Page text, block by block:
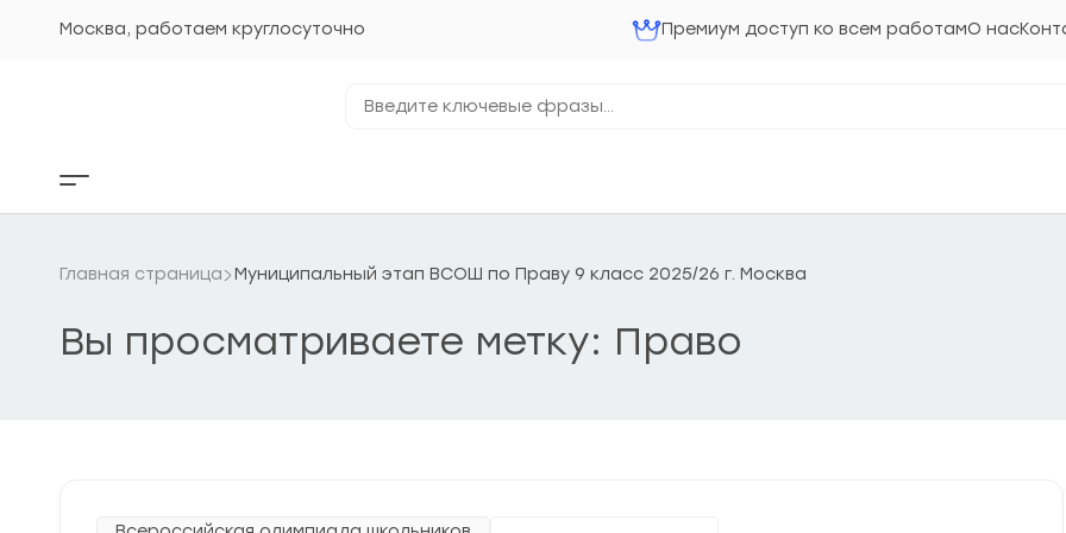
Москва, работаем круглосуточно Премиум доступ ко всем работамО нас
ключевые
Кнопка
бокового
Главная страница Муниципальный этап ВСОШ по Праву 9 класс 2025/26 г. Москва
Вы просматриваете метку: Право